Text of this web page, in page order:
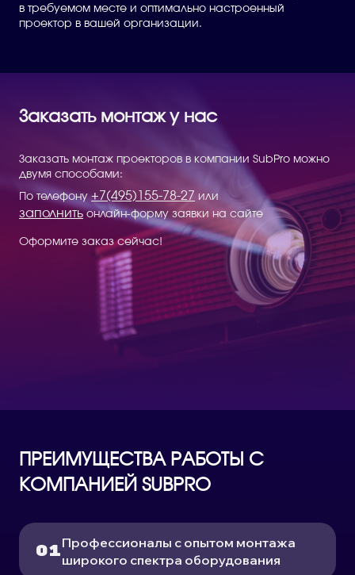
в требуемом месте и оптимально настроенный
проектор в вашей организации.
Заказать монтаж у нас
Заказать монтаж проекторов в компании SubPro можно
двумя способами:
По телефону+7(495)155-78-27 или
заполнить онлайн-форму заявки на сайте
Оформите заказ сейчас!
ПРЕИМУЩЕСТВА РАБОТЫ С
КОМПАНИЕЙ SUBPRO
Профессионалы с опытом монтажа
широкого спектра оборудования